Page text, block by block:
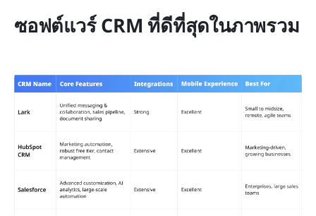
ซอฟต์แวร์ CRM ที่ดีที่สุดในภาพรวม